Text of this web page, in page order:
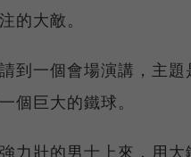
的大敵。
到一個會場演講，主
個巨大的鐵球。
力壯的男士上來，用